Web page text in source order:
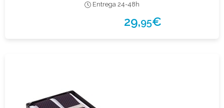
Entrega 24-48h
29,95€